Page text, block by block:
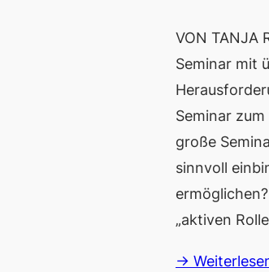
VON TANJA
Seminar mit
Seminar
große
sinnvoll
„aktiven
→